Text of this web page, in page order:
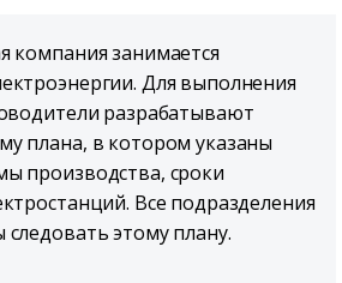
компания занимается
Для выполнения
разрабатывают
плана, в котором указаны
производства, сроки
Все подразделения
этому плану.